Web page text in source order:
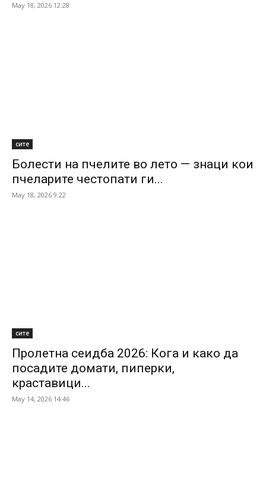
May 18, 2026 12:28
сите
Болести на пчелите во лето — знаци кои
пчеларите честопати ги...
May 18, 2026 9:22
сите
Пролетна сеидба 2026: Кога и како да
посадите домати, пиперки,
краставици...
May 14, 2026 14:46